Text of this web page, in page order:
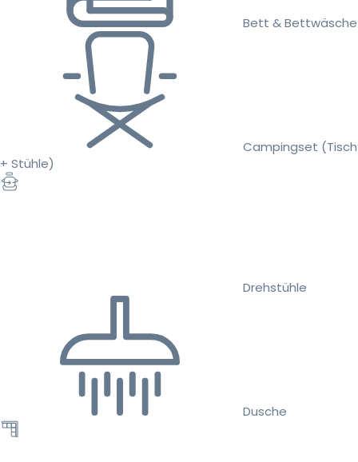
Bett & Bettwäsche
Campingset (Tisch
+ Stühle)
Drehstühle
Dusche